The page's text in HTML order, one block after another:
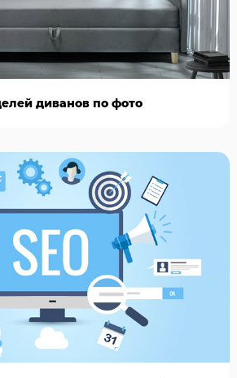
диванов по фото